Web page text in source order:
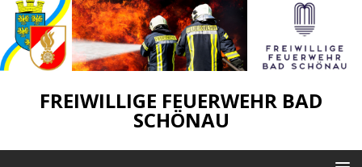
FREIWILLIGE FEUERWEHR BAD
SCHÖNAU